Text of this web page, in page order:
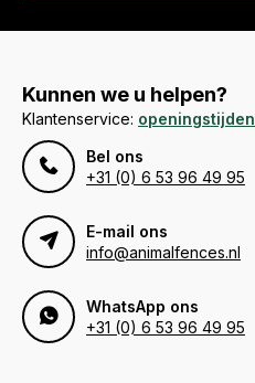
Kunnen we u helpen?
Klantenservice: openingstijden
Bel ons
+31 (0) 6 53 96 49 95
E-mail ons
info@animalfences.nl
WhatsApp ons
+31 (0) 6 53 96 49 95